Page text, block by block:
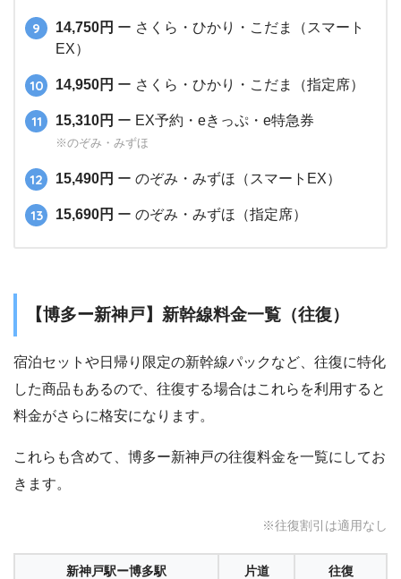
14,750円 ー さくら・ひかり・こだま（スマート
EX）
14,950円 ー さくら・ひかり・こだま（指定席）
15,310円 ー EX予約・eきっぷ・e特急券
※のぞみ・みずほ
15,490円 ー のぞみ・みずほ（スマートEX）
15,690円 ー のぞみ・みずほ（指定席）
【博多ー新神戸】新幹線料金一覧（往復）
宿泊セットや日帰り限定の新幹線パックなど、往復に特化
した商品もあるので、往復する場合はこれらを利用すると
料金がさらに格安になります。
これらも含めて、博多ー新神戸の往復料金を一覧にしてお
きます。
※往復割引は適用なし
新神戸駅ー博多駅 片道 往復